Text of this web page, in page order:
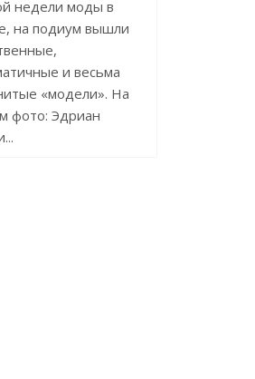
недели моды в
на подиум вышли
и весьма
«модели». На
фото: Эдриан